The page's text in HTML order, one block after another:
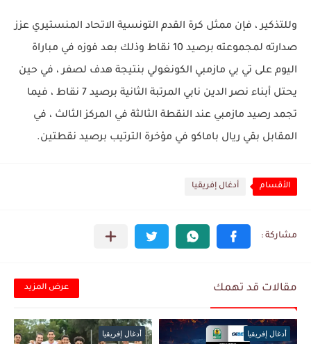
وللتذكير ، فإن ممثل كرة القدم التونسية الاتحاد المنستيري عزز
صدارته لمجموعته برصيد 10 نقاط وذلك بعد فوزه في مباراة
اليوم على تي بي مازمبي الكونغولي بنتيجة هدف لصفر ، في حين
يحتل أبناء نصر الدين نابي المرتبة الثانية برصيد 7 نقاط ، فيما
تجمد رصيد مازمبي عند النقطة الثالثة في المركز الثالث ، في
المقابل بقي ريال باماكو في مؤخرة الترتيب برصيد نقطتين.
الأقسام أدغال إفريقيا
مقالات قد تهمك عرض المزيد
أدغال إفريقيا أدغال إفريقيا